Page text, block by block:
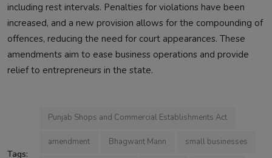
including rest intervals. Penalties for violations have been
increased, and a new provision allows for the compounding of
offences, reducing the need for court appearances. These
amendments aim to ease business operations and provide
relief to entrepreneurs in the state.
Tags:
Punjab Shops and Commercial Establishments Act
amendment Bhagwant Mann small businesses